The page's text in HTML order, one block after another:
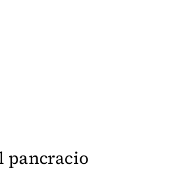
pancracio